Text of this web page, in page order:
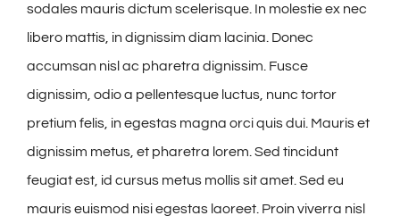
sodales mauris dictum scelerisque. In molestie ex nec
libero mattis, in dignissim diam lacinia. Donec
accumsan nisl ac pharetra dignissim. Fusce
dignissim, odio a pellentesque luctus, nunc tortor
pretium felis, in egestas magna orci quis dui. Mauris et
dignissim metus, et pharetra lorem. Sed tincidunt
feugiat est, id cursus metus mollis sit amet. Sed eu
mauris euismod nisi egestas laoreet. Proin viverra nisl